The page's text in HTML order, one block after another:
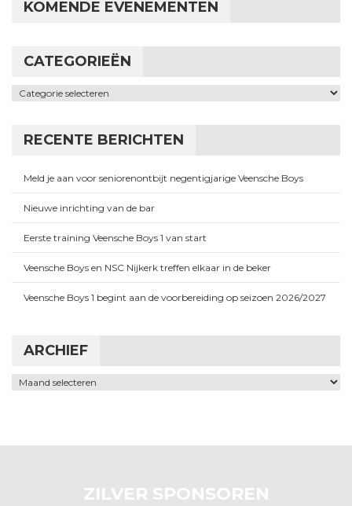
KOMENDE EVENEMENTEN
CATEGORIEËN
Categorieën
RECENTE BERICHTEN
Meld je aan voor seniorenontbijt negentigjarige Veensche Boys
Nieuwe inrichting van de bar
Eerste training Veensche Boys 1 van start
Veensche Boys en NSC Nijkerk treffen elkaar in de beker
Veensche Boys 1 begint aan de voorbereiding op seizoen 2026/2027
ARCHIEF
Archief
ZILVER SPONSOREN